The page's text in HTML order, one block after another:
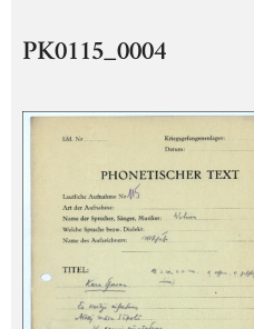
PK0115_0004